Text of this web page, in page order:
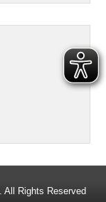
. All Rights Reserved